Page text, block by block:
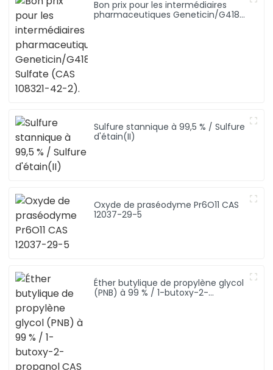
Bon prix pour les intermédiaires
pharmaceutiques Geneticin/G418
Sulfure stannique à 99,5 % / Sulfure
d'étain(II)
Oxyde de praséodyme Pr6O11 CAS
12037-29-5
Éther butylique de propylène glycol
(PNB) à 99 % / 1-butoxy-2-